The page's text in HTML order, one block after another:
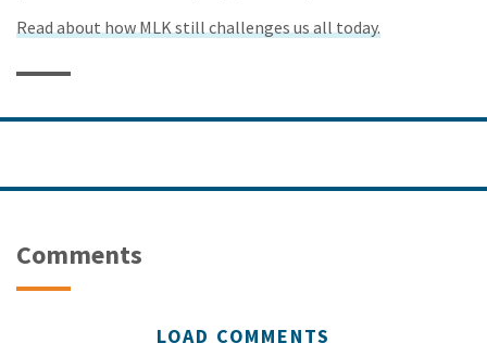
Read about how MLK still challenges us all today.
Comments
LOAD COMMENTS